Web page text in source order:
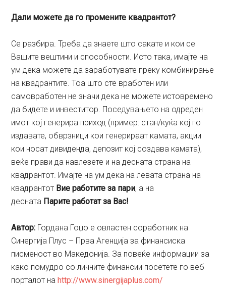
Дали можете да го промените квадрантот?
Се разбира. Треба да знаете што сакате и кои се
Вашите вештини и способности. Исто така, имајте на
ум дека можете да заработувате преку комбинирање
на квадрантите. Тоа што сте вработен или
самовработен не значи дека не можете истовремено
да бидете и инвеститор. Поседувањето на одреден
имот кој генерира приход (пример: стан/куќа кој го
издавате, обврзници кои генерираат камата, акции
кои носат дивиденда, депозит кој создава камата),
веќе прави да навлезете и на десната страна на
квадрантот. Имајте на ум дека на левата страна на
квадрантот Вие работите за пари, а на
десната Парите работат за Вас!
Aвтор: Гордана Гоџо е овластен соработник на
Синергија Плус – Прва Агенција за финансиска
писменост во Македонија. За повеќе информации за
како помудро со личните финансии посетете го веб
порталот наhttp://www.sinergijaplus.com/